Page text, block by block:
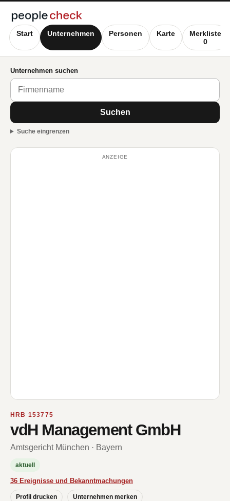
Start Unternehmen Personen Karte
Merkliste
0
Unternehmen suchen
Suchen
Suche eingrenzen
ANZEIGE
HRB 153775
vdH Management GmbH
Amtsgericht München · Bayern
aktuell
36 Ereignisse und Bekanntmachungen
Profil drucken Unternehmen merken